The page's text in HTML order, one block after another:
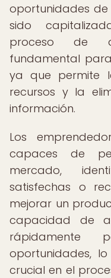
oportunidades
sido
proceso de
fundamental
ya que permite
recursos y la
información.
Los
capaces de
mercado,
satisfechas o
mejorar un
capacidad de
rápidamente
oportunidades,
crucial en el